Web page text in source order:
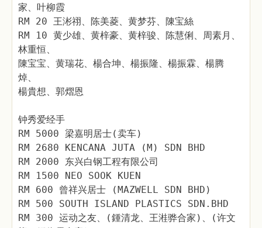
家、叶柳霞
RM 20 王涁祤、陈美菱、黄梦芬、陳宝絲
RM 10 黄少雄、黄梓豪、黄梓骏、陈慧俐、周素月、
林重恒、
陳宝宝、黄瑞花、楊合坤、楊振隆、楊振霖、楊腾
焯、
楊貴想、郭熠恩
钟秀爱经手
RM 5000 梁嘉明居士(卖车)
RM 2680 KENCANA JUTA (M) SDN BHD
RM 2000 东兴白钢工程有限公司
RM 1500 NEO SOOK KUEN
RM 600 曾祥兴居士 (MAZWELL SDN BHD)
RM 500 SOUTH ISLAND PLASTICS SDN.BHD
RM 300 运动之友、(鍾清龙、王溎骅合家)、(许文